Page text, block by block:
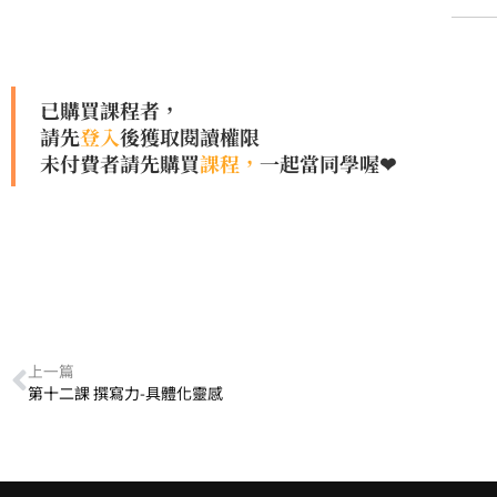
已購買課程者，
請先登入後獲取閱讀權限
未付費者請先購買課程， 一起當同學喔❤
上一篇
第十二課 撰寫力-具體化靈感